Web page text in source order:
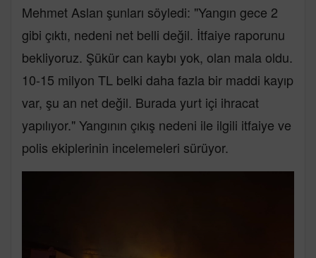
Mehmet Aslan şunları söyledi: "Yangın gece 2
gibi çıktı, nedeni net belli değil. İtfaiye raporunu
bekliyoruz. Şükür can kaybı yok, olan mala oldu.
10-15 milyon TL belki daha fazla bir maddi kayıp
var, şu an net değil. Burada yurt içi ihracat
yapılıyor." Yangının çıkış nedeni ile ilgili itfaiye ve
polis ekiplerinin incelemeleri sürüyor.